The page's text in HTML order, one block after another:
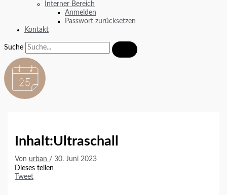
Interner Bereich
Anmelden
Passwort zurücksetzen
Kontakt
Suche
Inhalt:Ultraschall
Von urban /30. Juni 2023
Dieses teilen
Tweet